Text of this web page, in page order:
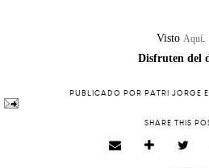
Visto Aquí.
Disfruten del
PUBLICADO POR PATRI JORGE
SHARE THIS